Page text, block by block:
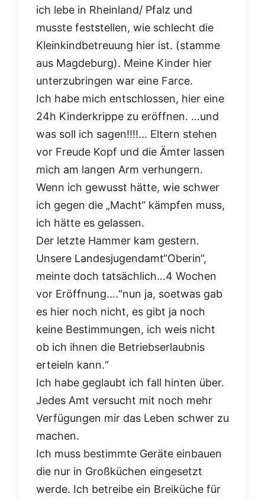
ich lebe in Rheinland/ Pfalz und
musste feststellen, wie schlecht die
Kleinkindbetreuung hier ist. (stamme
aus Magdeburg). Meine Kinder hier
unterzubringen war eine Farce.
Ich habe mich entschlossen, hier eine
24h Kinderkrippe zu eröffnen. …und
was soll ich sagen!!!!… Eltern stehen
vor Freude Kopf und die Ämter lassen
mich am langen Arm verhungern.
Wenn ich gewusst hätte, wie schwer
ich gegen die „Macht“ kämpfen muss,
ich hätte es gelassen.
Der letzte Hammer kam gestern.
Unsere Landesjugendamt“Oberin“,
meinte doch tatsächlich…4 Wochen
vor Eröffnung….“nun ja, soetwas gab
es hier noch nicht, es gibt ja noch
keine Bestimmungen, ich weis nicht
ob ich ihnen die Betriebserlaubnis
erteieln kann.“
Ich habe geglaubt ich fall hinten über.
Jedes Amt versucht mit noch mehr
Verfügungen mir das Leben schwer zu
machen.
Ich muss bestimmte Geräte einbauen
die nur in Großküchen eingesetzt
werde. Ich betreibe ein Breiküche für